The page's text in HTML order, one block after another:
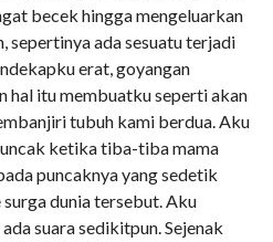
becek hingga mengeluarkan
sepertinya ada sesuatu terjadi
erat, goyangan
hal itu membuatku seperti akan
tubuh kami berdua. Aku
ketika tiba-tiba mama
puncaknya yang sedetik
dunia tersebut. Aku
suara sedikitpun. Sejenak